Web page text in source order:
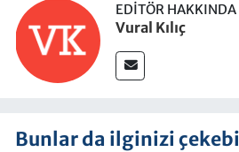
EDITÖR HAKKINDA
Vural Kılıç
Bunlar da ilginizi